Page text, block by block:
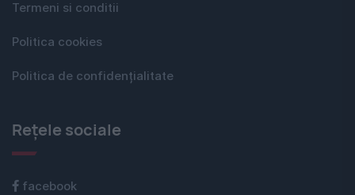
Termeni si conditii
Politica cookies
Politica de confidențialitate
Rețele sociale
facebook